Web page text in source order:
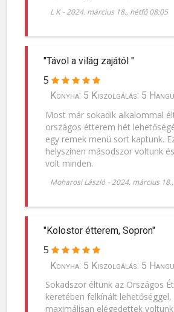
L K -2024. március 18., hétfő 08:05
"Távol a világ zajától "
5
Konyha: 5 Kiszolgálás: 5
Most már sokadik alkalommal
országos étterem hét
egy remek menü sort kaptunk.
helyszínen másodszor voltunk
volt minden.
Moharosi László -2024. március
"Kolostor étterem, Sopron"
5
Konyha: 5 Kiszolgálás: 5
Sokadszor éltünk az Országos
keretében felkínált
maximálisan elégedettek